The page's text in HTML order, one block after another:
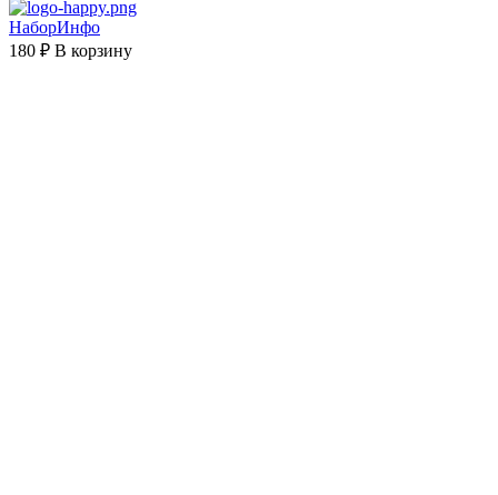
НаборИнфо
180 ₽ В корзину